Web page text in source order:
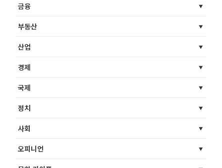
금융
부동산
산업
경제
국제
정치
사회
오피니언